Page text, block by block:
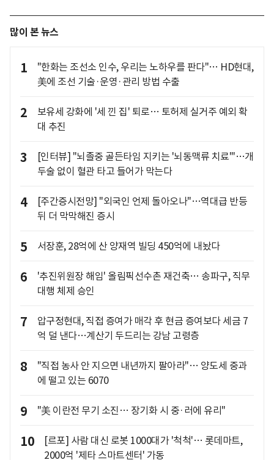
많이 본 뉴스
1
"한화는 조선소 인수, 우리는 노하우를 판다"… HD현대,
美에 조선 기술·운영·관리 방법 수출
2
보유세 강화에 '세 낀 집' 퇴로… 토허제 실거주 예외 확
대 추진
3
[인터뷰] "뇌졸중 골든타임 지키는 '뇌동맥류 치료'"…개
두술 없이 혈관 타고 들어가 막는다
4
[주간증시전망] "외국인 언제 돌아오나"…역대급 반등
뒤 더 막막해진 증시
5 서장훈, 28억에 산 양재역 빌딩 450억에 내놨다
6
'추진위원장 해임' 올림픽선수촌 재건축… 송파구, 직무
대행 체제 승인
7
압구정현대, 직접 증여가 매각 후 현금 증여보다 세금 7
억 덜 낸다…계산기 두드리는 강남 고령층
8
"직접 농사 안 지으면 내년까지 팔아라"… 양도세 중과
에 떨고 있는 6070
9 "美 이란전 무기 소진… 장기화 시 중·러에 유리"
10
[르포] 사람 대신 로봇 1000대가 '척척'… 롯데마트,
2000억 '제타 스마트센터' 가동